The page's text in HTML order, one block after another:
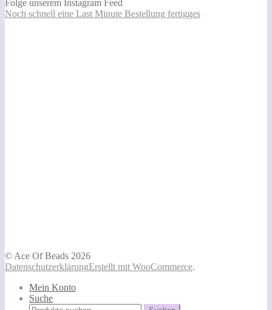
Folge unserem Instagram Feed
Noch schnell eine Last Minute Bestellung fertigges
© Ace Of Beads 2026
DatenschutzerklärungErstellt mit WooCommerce.
Mein Konto
Suche